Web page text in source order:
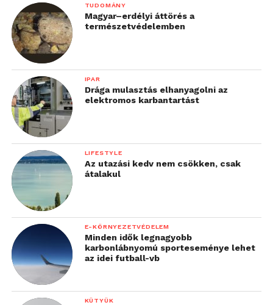
TUDOMÁNY
Magyar–erdélyi áttörés a
természetvédelemben
IPAR
Drága mulasztás elhanyagolni az
elektromos karbantartást
LIFESTYLE
Az utazási kedv nem csökken, csak
átalakul
E-KÖRNYEZETVÉDELEM
Minden idők legnagyobb
karbonlábnyomú sporteseménye lehet
az idei futball-vb
KÜTYÜK